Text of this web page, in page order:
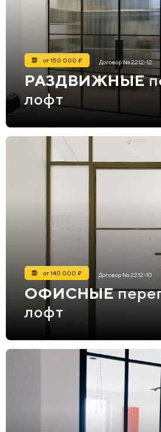
от 150 000 ₽ Договор № 2212-12
РАЗДВИЖНЫЕ
лофт
от 140 000 ₽ Договор № 2212-10
ОФИСНЫЕ
лофт